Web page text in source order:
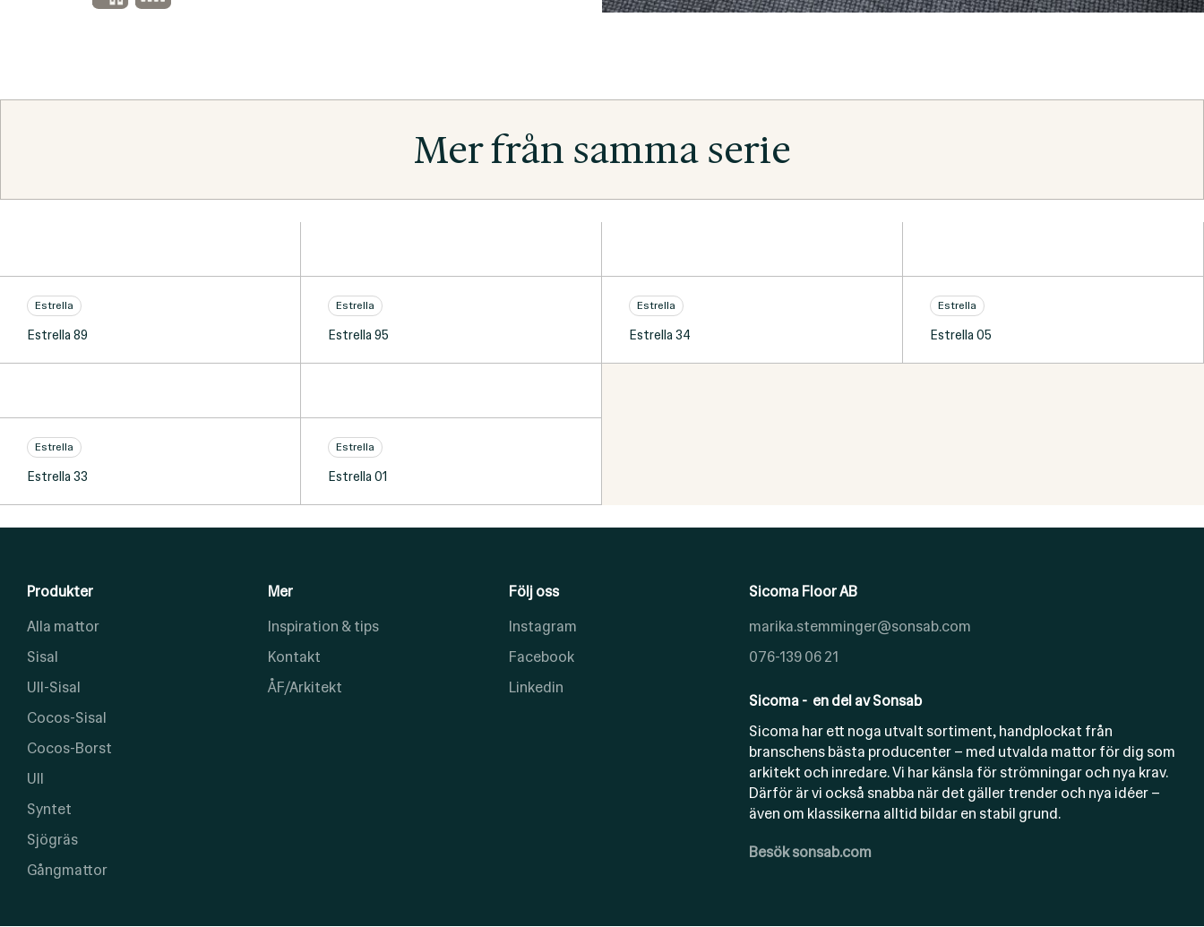
Mer från samma serie
Estrella
Estrella 89
Estrella
Estrella 95
Estrella
Estrella 34
Estrella
Estrella 05
Estrella
Estrella 33
Estrella
Estrella 01
Produkter
Alla mattor
Sisal
Ull-Sisal
Cocos-Sisal
Cocos-Borst
Ull
Syntet
Sjögräs
Gångmattor
Mer
Inspiration & tips
Kontakt
ÅF/Arkitekt
Följ oss
Instagram
Facebook
Linkedin
Sicoma Floor AB
marika.stemminger@sonsab.com
076-139 06 21
Sicoma - en del av Sonsab
Sicoma har ett noga utvalt sortiment, handplockat från
branschens bästa producenter – med utvalda mattor för dig som
arkitekt och inredare. Vi har känsla för strömningar och nya krav.
Därför är vi också snabba när det gäller trender och nya idéer –
även om klassikerna alltid bildar en stabil grund.
Besök sonsab.com